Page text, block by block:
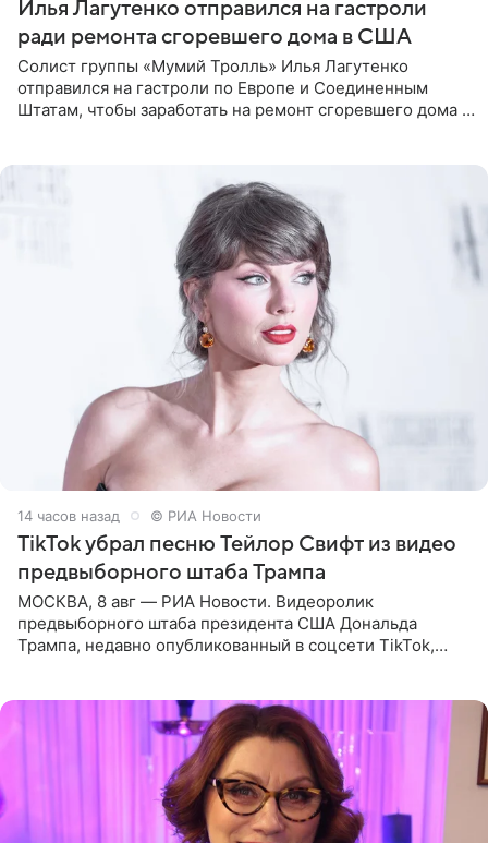
Илья Лагутенко отправился на гастроли
ради ремонта сгоревшего дома в США
Солист группы «Мумий Тролль» Илья Лагутенко
отправился на гастроли по Европе и Соединенным
Штатам, чтобы заработать на ремонт сгоревшего дома в
14 часов назад © РИА Новости
TikTok убрал песню Тейлор Свифт из видео
предвыборного штаба Трампа
МОСКВА, 8 авг — РИА Новости. Видеоролик
предвыборного штаба президента США Дональда
Трампа, недавно опубликованный в соцсети TikTok,